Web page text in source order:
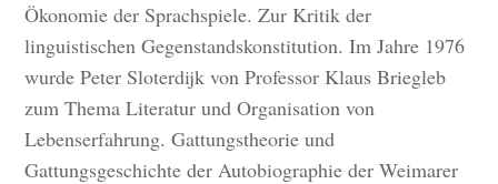
Ökonomie der Sprachspiele. Zur Kritik der
linguistischen Gegenstandskonstitution. Im Jahre 1976
wurde Peter Sloterdijk von Professor Klaus Briegleb
zum Thema Literatur und Organisation von
Lebenserfahrung. Gattungstheorie und
Gattungsgeschichte der Autobiographie der Weimarer